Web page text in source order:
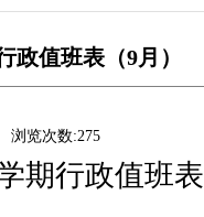
政值班表（9月）
浏览次数:275
期行政值班表